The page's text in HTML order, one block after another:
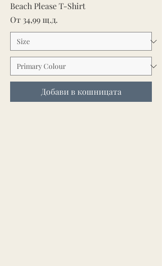
Beach Please T-Shirt
От 34,99 щ.д.
Продажна цена
Добави в кошницата